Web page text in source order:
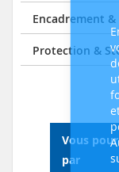
Encadrement
Protection &
Vous
par